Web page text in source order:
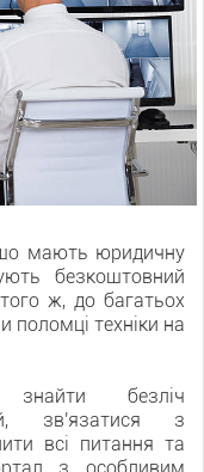
що мають юридичну
безкоштовний
ж, до багатьох
поломці техніки на
безліч
зв'язатися з
всі питання та